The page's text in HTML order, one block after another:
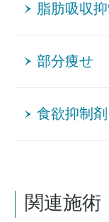
脂肪吸収抑
部分痩せ
食欲抑制剤
関連施術